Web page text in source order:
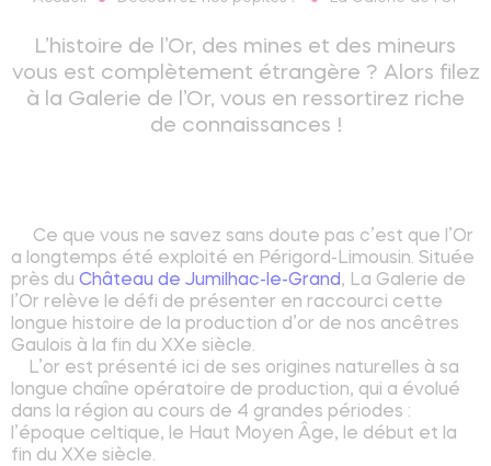
L’histoire de l’Or, des mines et des mineurs
vous est complètement étrangère ? Alors filez
à la Galerie de l’Or, vous en ressortirez riche
de connaissances !
Ce que vous ne savez sans doute pas c’est que l’Or
a longtemps été exploité en Périgord-Limousin. Située
près du Château de Jumilhac-le-Grand, La Galerie de
l’Or relève le défi de présenter en raccourci cette
longue histoire de la production d’or de nos ancêtres
Gaulois à la fin du XXe siècle.
L’or est présenté ici de ses origines naturelles à sa
longue chaîne opératoire de production, qui a évolué
dans la région au cours de 4 grandes périodes :
l’époque celtique, le Haut Moyen Âge, le début et la
fin du XXe siècle.